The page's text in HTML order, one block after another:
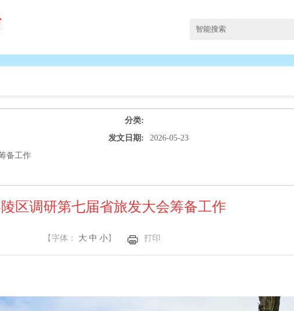
分类:
发文日期:
2026-05-23
备工作
区调研第七届省旅发大会筹备工作
【字体： 大 中 小】 打印